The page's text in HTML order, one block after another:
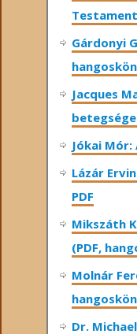
Gárdonyi
Jacques
Jókai Mór:
Lázár
PDF
Mikszáth
(PDF,
Molnár
Dr.